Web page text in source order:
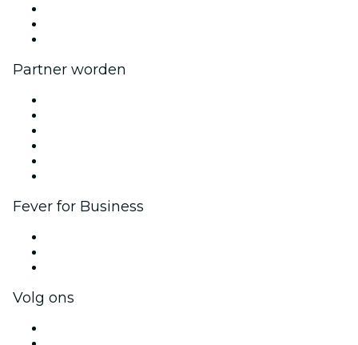
Partner worden
Fever for Business
Volg ons